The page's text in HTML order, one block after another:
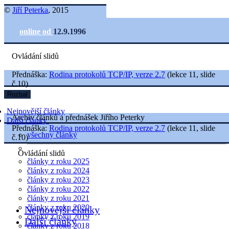
© Jiří Peterka, 2015
online od 12.9.1996
Ovládání slidů
Nejnovější články
Další články
všechny články
články z roku 2025
články z roku 2024
články z roku 2023
články z roku 2022
články z roku 2021
články z roku 2020
články z roku 2019
články z roku 2018
Přednáška: Rodina protokolů TCP/IP, verze 2.7 (lekce 11, slide
č.10)
Rozbal
Archiv článků a přednášek Jiřího Peterky
Přednáška: Rodina protokolů TCP/IP, verze 2.7 (lekce 11, slide
č.10)
Ovládání slidů
Nejnovější články
Další články